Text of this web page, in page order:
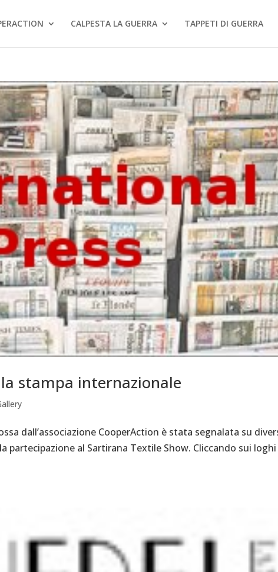
CALPESTA LA GUERRA TAPPETI DI GUERRA
stampa internazionale
dall’associazione CooperAction è stata segnalata su
partecipazione al Sartirana Textile Show. Cliccando sui loghi